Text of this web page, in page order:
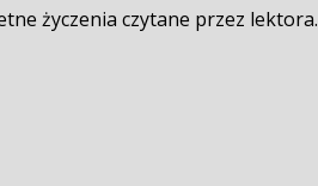
życzenia czytane przez lektora.